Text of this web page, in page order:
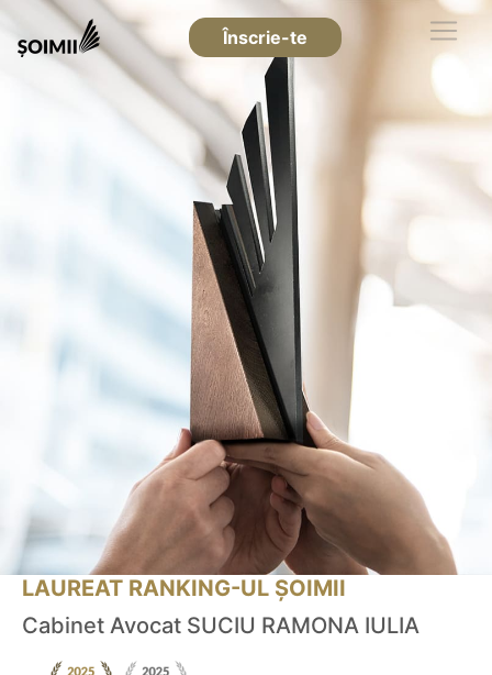
Înscrie-te
LAUREAT RANKING-UL ȘOIMII
Cabinet Avocat SUCIU RAMONA IULIA